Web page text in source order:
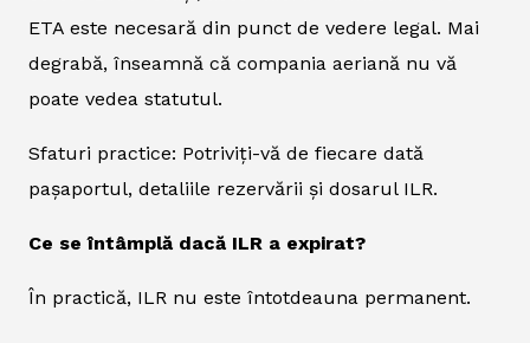
ETA este necesară din punct de vedere legal. Mai
degrabă, înseamnă că compania aeriană nu vă
poate vedea statutul.
Sfaturi practice: Potriviți-vă de fiecare dată
pașaportul, detaliile rezervării și dosarul ILR.
Ce se întâmplă dacă ILR a expirat?
În practică, ILR nu este întotdeauna permanent.